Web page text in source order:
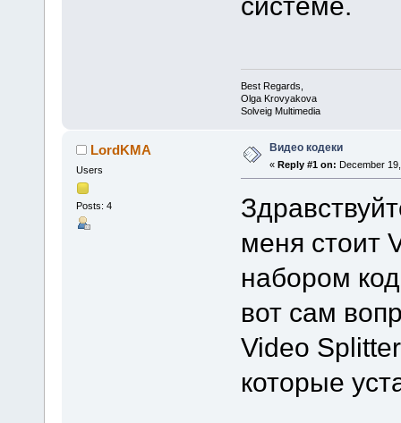
Best Regards,
Olga Krovyakova
Solveig Multimedia
LordKMA
Users
Posts: 4
Видео кодеки
« Reply #1 on: December
меня стоит
набором
вот сам
Video
которые